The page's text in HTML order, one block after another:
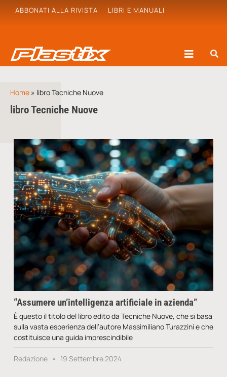
ABBONATI ALLA RIVISTA LIBRI E MANUALI
Home » libro Tecniche Nuove
libro Tecniche Nuove
“Assumere un’intelligenza artificiale in azienda”
È questo il titolo del libro edito da Tecniche Nuove, che si basa
sulla vasta esperienza dell’autore Massimiliano Turazzini e che
costituisce una guida imprescindibile
Redazione 19 Settembre 2024